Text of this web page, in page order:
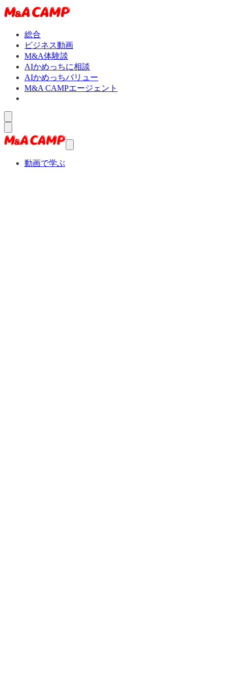
総合
ビジネス動画
M&A体験談
AIかめっちに相談
AIかめっちバリュー
M&A CAMPエージェント
動画で学ぶ